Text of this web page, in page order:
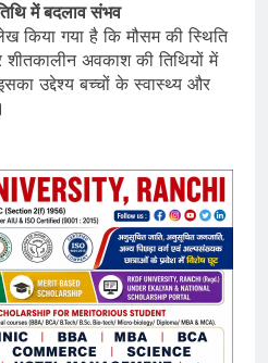
में बदलाव संभव
गया है कि मौसम की स्थिति
अवकाश की तिथियों में
उद्देश्य बच्चों के स्वास्थ्य और